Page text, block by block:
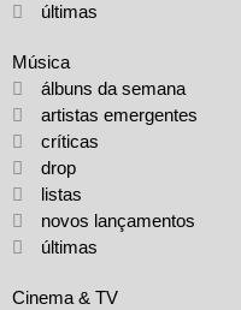
últimas
Música
álbuns da semana
artistas emergentes
críticas
drop
listas
novos lançamentos
últimas
Cinema & TV